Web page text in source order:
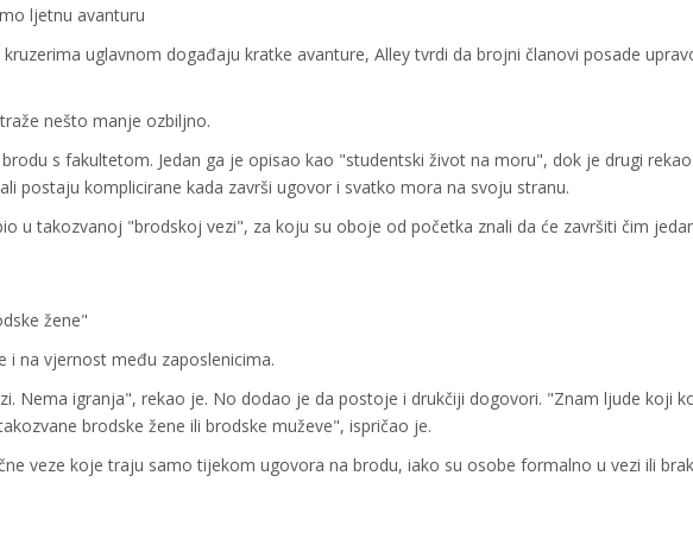
ljetnu avanturu
uglavnom događaju kratke avanture, Alley tvrdi da brojni članovi posade
nešto manje ozbiljno.
s fakultetom. Jedan ga je opisao kao "studentski život na moru", dok je drugi
postaju komplicirane kada završi ugovor i svatko mora na svoju stranu.
u takozvanoj "brodskoj vezi", za koju su oboje od početka znali da će završiti čim
žene"
i na vjernost među zaposlenicima.
Nema igranja", rekao je. No dodao je da postoje i drukčiji dogovori. "Znam ljude koji
brodske žene ili brodske muževe", ispričao je.
veze koje traju samo tijekom ugovora na brodu, iako su osobe formalno u vezi ili